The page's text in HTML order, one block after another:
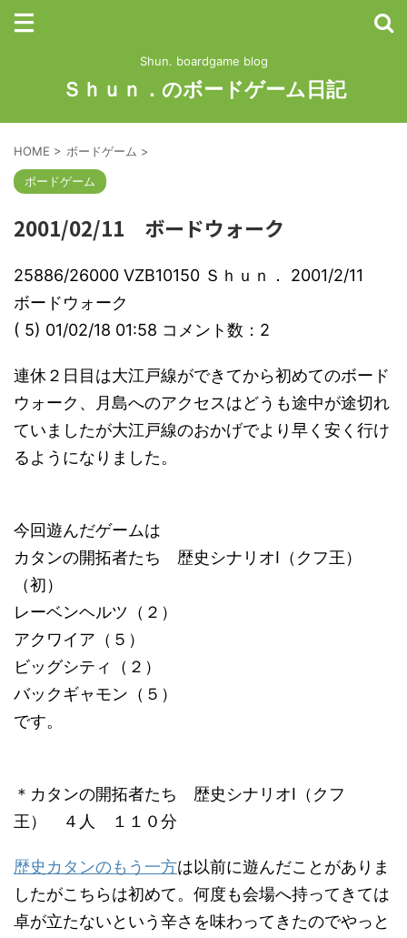
Shun. boardgame blog
Ｓｈｕｎ．のボードゲーム日記
HOME > ボードゲーム >
ボードゲーム
2001/02/11 ボードウォーク
25886/26000 VZB10150 Ｓｈｕｎ． 2001/2/11
ボードウォーク
( 5) 01/02/18 01:58 コメント数：2
連休２日目は大江戸線ができてから初めてのボード
ウォーク、月島へのアクセスはどうも途中が途切れ
ていましたが大江戸線のおかげでより早く安く行け
るようになりました。
今回遊んだゲームは
カタンの開拓者たち 歴史シナリオⅠ（クフ王）
（初）
レーベンヘルツ（２）
アクワイア（５）
ビッグシティ（２）
バックギャモン（５）
です。
＊カタンの開拓者たち 歴史シナリオⅠ（クフ
王） ４人 １１０分
歴史カタンのもう一方は以前に遊んだことがありま
したがこちらは初めて。何度も会場へ持ってきては
卓が立たないという辛さを味わってきたのでやっと